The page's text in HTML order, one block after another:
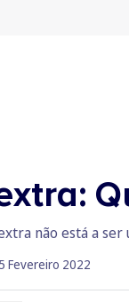
não está a
Fevereiro 2022